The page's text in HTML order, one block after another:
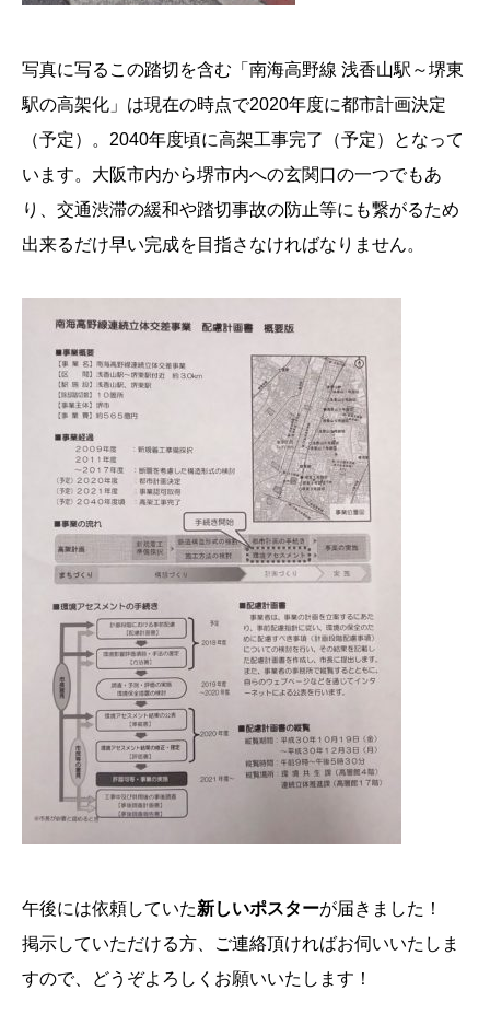
写真に写るこの踏切を含む「南海高野線 浅香山駅～堺東
駅の高架化」は現在の時点で2020年度に都市計画決定
（予定）。2040年度頃に高架工事完了（予定）となって
います。大阪市内から堺市内への玄関口の一つでもあ
り、交通渋滞の緩和や踏切事故の防止等にも繋がるため
出来るだけ早い完成を目指さなければなりません。
午後には依頼していた新しいポスターが届きました！
掲示していただける方、ご連絡頂ければお伺いいたしま
すので、どうぞよろしくお願いいたします！